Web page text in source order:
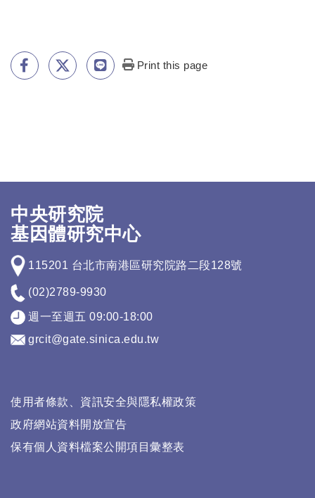
Print this page
中央研究院
基因體研究中心
115201 台北市南港區研究院路二段128號
(02)2789-9930
週一至週五 09:00-18:00
grcit@gate.sinica.edu.tw
使用者條款、資訊安全與隱私權政策
政府網站資料開放宣告
保有個人資料檔案公開項目彙整表